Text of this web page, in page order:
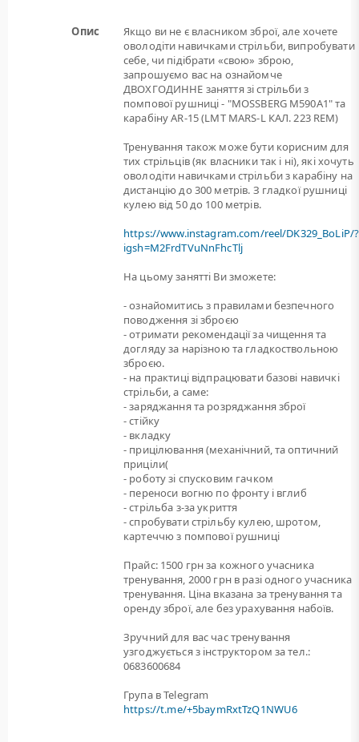
Опис
Якщо ви не є власником зброї, але хочете
оволодіти навичками стрільби, випробувати
себе, чи підібрати «свою» зброю,
запрошуємо вас на ознайомче
ДВОХГОДИННЕ заняття зі стрільби з
помпової рушниці - "MOSSBERG M590A1" та
карабіну AR-15 (LMT MARS-L КАЛ. 223 REM)
Тренування також може бути корисним для
тих стрільців (як власники так і ні), які хочуть
оволодіти навичками стрільби з карабіну на
дистанцію до 300 метрів. З гладкої рушниці
кулею від 50 до 100 метрів.
https://www.instagram.com/reel/DK329_BoLiP/?
igsh=M2FrdTVuNnFhcTlj
На цьому занятті Ви зможете:
- ознайомитись з правилами безпечного
поводження зі зброєю
- отримати рекомендації за чищення та
догляду за нарізною та гладкоствольною
зброєю.
- на практиці відпрацювати базові навичкі
стрільби, а саме:
- заряджання та розряджання зброї
- стійку
- вкладку
- прицілювання (механічний, та оптичний
приціли(
- роботу зі спусковим гачком
- переноси вогню по фронту і вглиб
- стрільба з-за укриття
- спробувати стрільбу кулею, шротом,
картеччю з помпової рушниці
Прайс: 1500 грн за кожного учасника
тренування, 2000 грн в разі одного учасника
тренування. Ціна вказана за тренування та
оренду зброї, але без урахування набоїв.
Зручний для вас час тренування
узгоджується з інструктором за тел.:
0683600684
Група в Telegram
https://t.me/+5baymRxtTzQ1NWU6